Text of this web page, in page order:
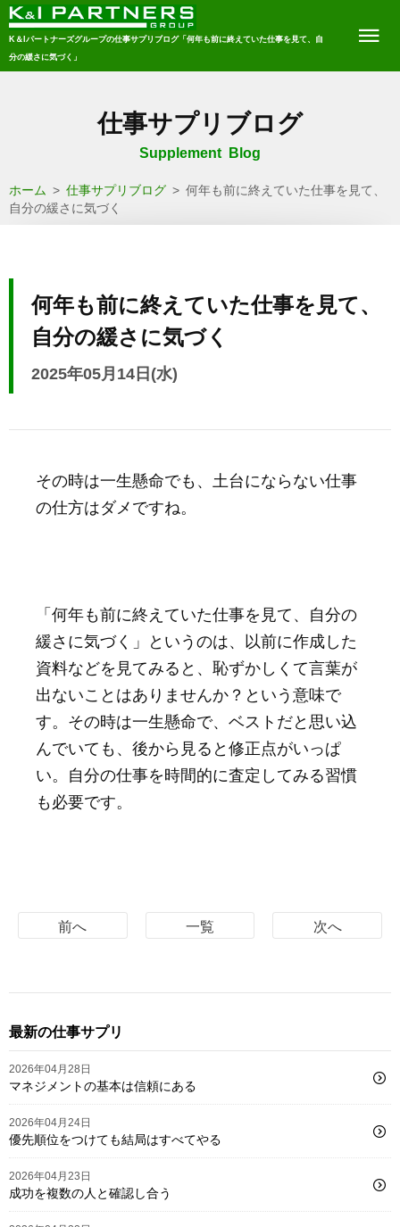
K＆Iパートナーズグループの仕事サプリブログ「何年も前に終えていた仕事を見て、自
分の緩さに気づく」
仕事サプリブログ
Supplement Blog
ホーム > 仕事サプリブログ > 何年も前に終えていた仕事を見て、
自分の緩さに気づく
何年も前に終えていた仕事を見て、
自分の緩さに気づく
2025年05月14日(水)
その時は一生懸命でも、土台にならない仕事
の仕方はダメですね。
「何年も前に終えていた仕事を見て、自分の
緩さに気づく」というのは、以前に作成した
資料などを見てみると、恥ずかしくて言葉が
出ないことはありませんか？という意味で
す。その時は一生懸命で、ベストだと思い込
んでいても、後から見ると修正点がいっぱ
い。自分の仕事を時間的に査定してみる習慣
も必要です。
前へ 一覧 次へ
最新の仕事サプリ
2026年04月28日
マネジメントの基本は信頼にある
2026年04月24日
優先順位をつけても結局はすべてやる
2026年04月23日
成功を複数の人と確認し合う